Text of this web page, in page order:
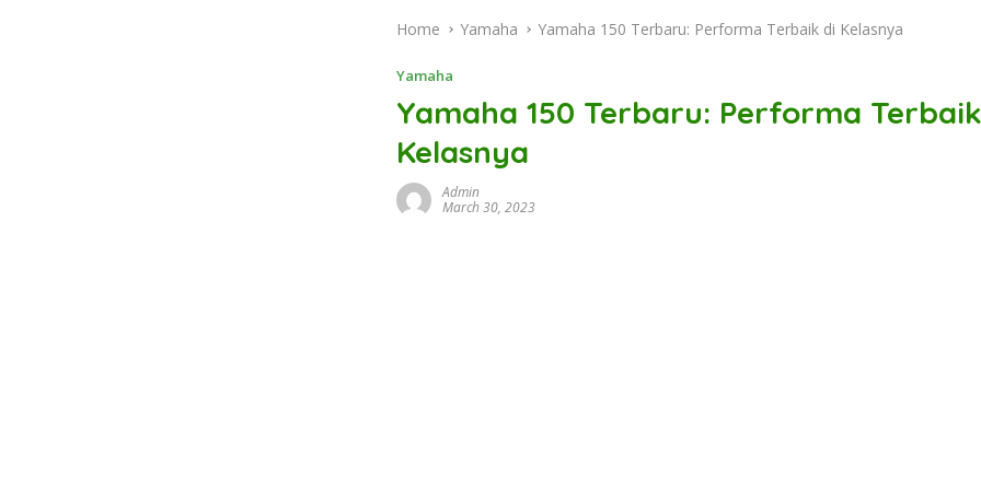
Home Yamaha Yamaha 150 Terbaru: Performa Terbaik di Kelasnya
Yamaha
Yamaha 150 Terbaru: Performa
Kelasnya
Admin
March 30, 2023